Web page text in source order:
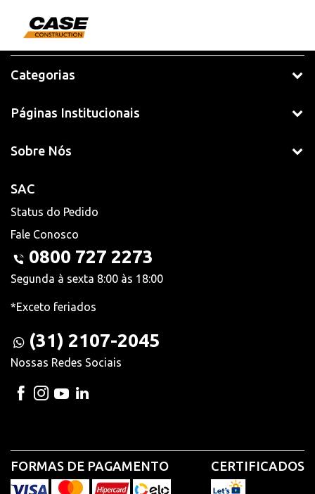
Categorias
Páginas Institucionais
Sobre Nós
SAC
Status do Pedido
Fale Conosco
0800 727 2273
Segunda à sexta 8:00 às 18:00
*Exceto feriados
(31) 2107-2045
Nossas Redes Sociais
FORMAS DE PAGAMENTO CERTIFICADOS